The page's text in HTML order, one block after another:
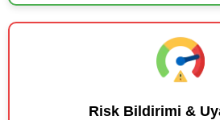
Risk Bildirimi &